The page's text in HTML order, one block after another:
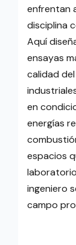
enfrentan
disciplina
Aquí
ensayas
calidad
en
energías
espacios
ingeniero
campo